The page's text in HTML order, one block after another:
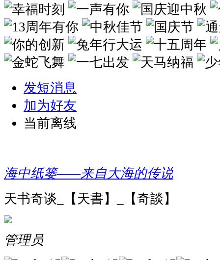
发短消息
加为好友
当前离线
海中纸篓——来自大海的传说
天书奇谈_【天書】_【奇談】
管理员